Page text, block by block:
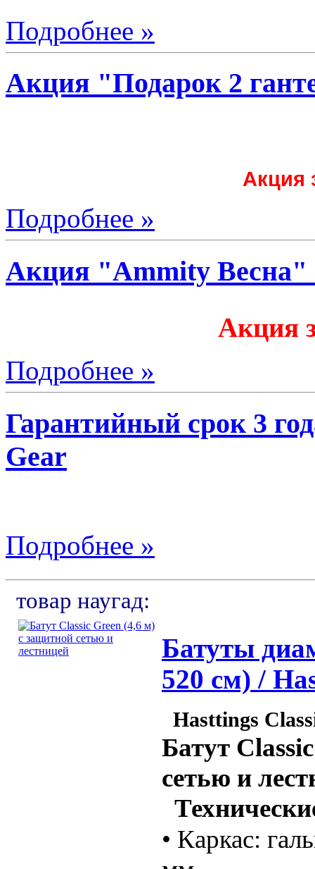
Подробнее »
Акция "Подарок 2
Акция
Подробнее »
Акция "Ammity Весна"
Акция
Подробнее »
Гарантийный срок 3
Gear
Подробнее »
товар наугад:
Батуты
520 см) /
Hasttings
Батут
сетью и
• Каркас: